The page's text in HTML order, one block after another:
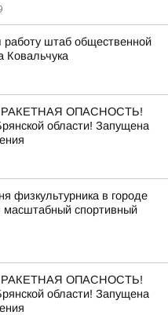
работу штаб общественной
Ковальчука
РАКЕТНАЯ ОПАСНОСТЬ!
области! Запущена
физкультурника в городе
спортивный
РАКЕТНАЯ ОПАСНОСТЬ!
области! Запущена